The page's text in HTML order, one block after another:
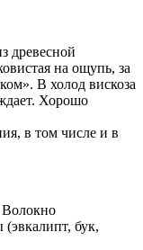
древесной
на ощупь, за
В холод вискоза
Хорошо
в том числе и в
Волокно
бук,